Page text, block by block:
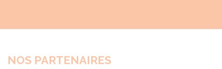
NOS PARTENAIRES